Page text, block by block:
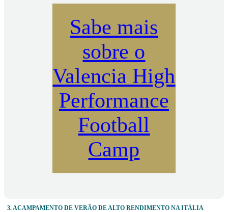
Sabe mais
sobre o
Valencia High
Performance
Football
Camp
3. ACAMPAMENTO DE VERÃO DE ALTO RENDIMENTO NA ITÁLIA